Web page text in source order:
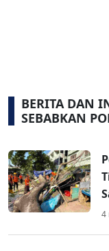
BERITA DAN
SEBABKAN
4